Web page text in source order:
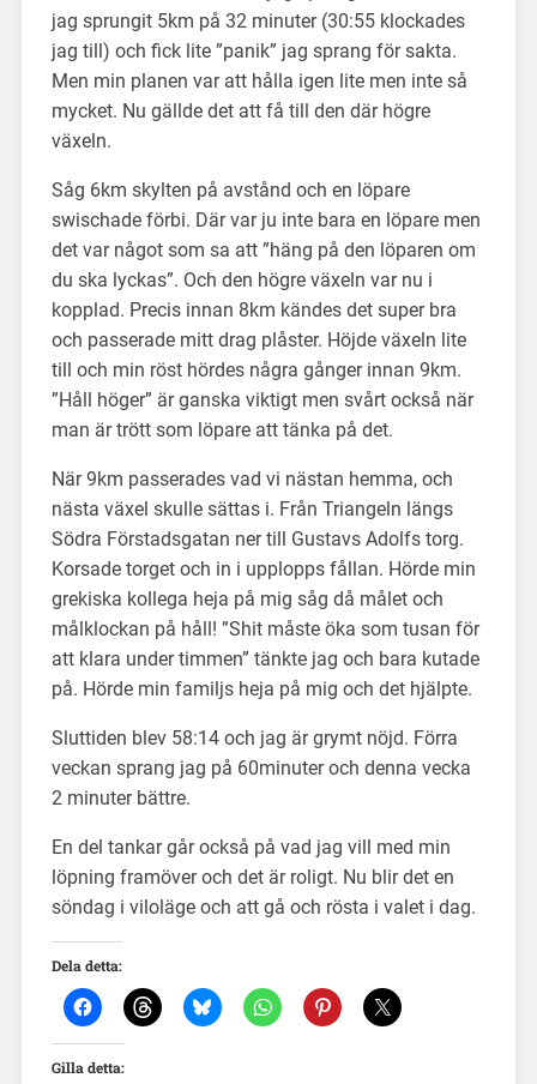
jag sprungit 5km på 32 minuter (30:55 klockades
jag till) och fick lite ”panik” jag sprang för sakta.
Men min planen var att hålla igen lite men inte så
mycket. Nu gällde det att få till den där högre
växeln.
Såg 6km skylten på avstånd och en löpare
swischade förbi. Där var ju inte bara en löpare men
det var något som sa att ”häng på den löparen om
du ska lyckas”. Och den högre växeln var nu i
kopplad. Precis innan 8km kändes det super bra
och passerade mitt drag plåster. Höjde växeln lite
till och min röst hördes några gånger innan 9km.
”Håll höger” är ganska viktigt men svårt också när
man är trött som löpare att tänka på det.
När 9km passerades vad vi nästan hemma, och
nästa växel skulle sättas i. Från Triangeln längs
Södra Förstadsgatan ner till Gustavs Adolfs torg.
Korsade torget och in i upplopps fållan. Hörde min
grekiska kollega heja på mig såg då målet och
målklockan på håll! ”Shit måste öka som tusan för
att klara under timmen” tänkte jag och bara kutade
på. Hörde min familjs heja på mig och det hjälpte.
Sluttiden blev 58:14 och jag är grymt nöjd. Förra
veckan sprang jag på 60minuter och denna vecka
2 minuter bättre.
En del tankar går också på vad jag vill med min
löpning framöver och det är roligt. Nu blir det en
söndag i viloläge och att gå och rösta i valet i dag.
Dela detta:
Gilla detta: